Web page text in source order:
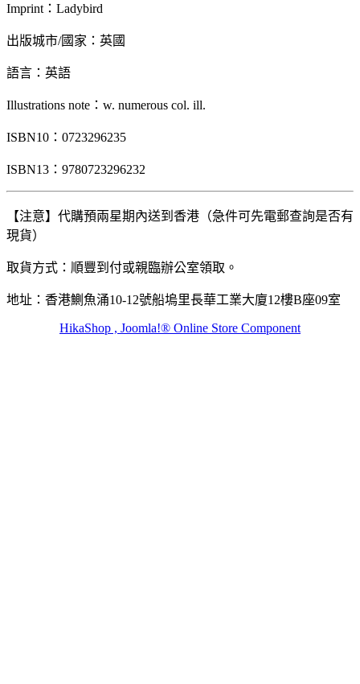
Imprint ： Ladybird
出版城市/國家：英國
語言：英語
Illustrations note：w. numerous col. ill.
ISBN10：0723296235
ISBN13：9780723296232
【注意】代購預兩星期內送到香港（急件可先電郵查詢是否有
現貨）
取貨方式：順豐到付或親臨辦公室領取。
地址：香港鰂魚涌10-12號船塢里長華工業大廈12樓B座09室
HikaShop , Joomla!® Online Store Component